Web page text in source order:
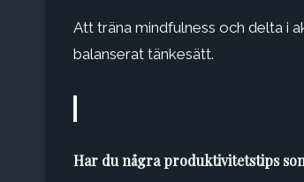
Att träna mindfulness och delta i
balanserat tänkesätt.
Har du några produktivitetstips